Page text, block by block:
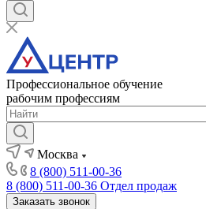
Профессиональное обучение
рабочим профессиям
Москва
8 (800) 511-00-36
8 (800) 511-00-36 Отдел продаж
Заказать звонок